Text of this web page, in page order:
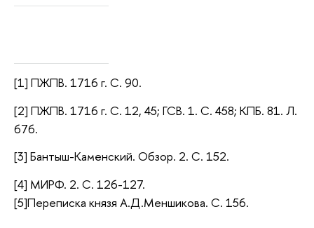
[1] ПЖПВ. 1716 г. С. 90.
[2] ПЖПВ. 1716 г. С. 12, 45; ГСВ. 1. С. 458; КПБ. 81. Л.
676.
[3] Бантыш-Каменский. Обзор. 2. С. 152.
[4] МИРФ. 2. С. 126-127.
[5]Переписка князя А.Д.Меншикова. С. 156.